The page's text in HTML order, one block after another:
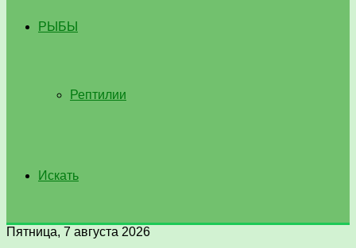
РЫБЫ
Рептилии
Искать
Пятница, 7 августа 2026